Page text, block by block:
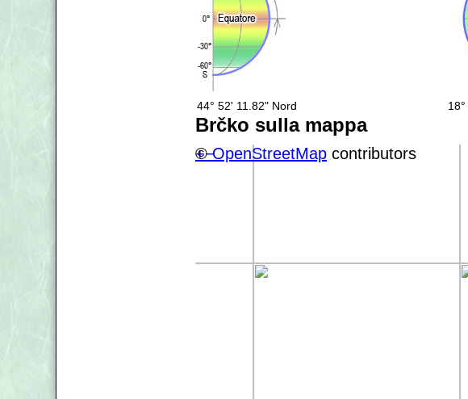
44° 52' 11.82" Nord
Brčko sulla mappa
+−
©OpenStreetMap contributors